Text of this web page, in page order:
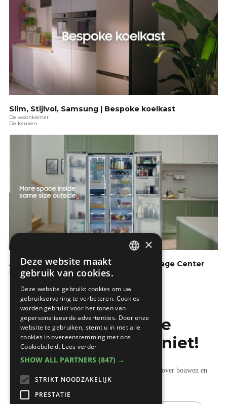
Slim, Stijlvol, Samsung | Bespoke koelkast
De woonkamer
De keuken
Amerikaanse koelkast RS8000 | Beverage Center
De keuken
Mis de laatste
bouwnieuwtjes niet!
Ontvang onze wekelijkse updates vol nuttige tips over bouwen en
verbouwen.
×
Deze website maakt
gebruik van cookies.
Deze website gebruikt cookies om uw
gebruikservaring te verbeteren. Cookies
worden gebruikt voor het tonen van
gepersonaliseerde advertenties. Door onze
website te gebruiken, stemt u in met alle
cookies in overeenstemming met ons
Cookiebeleid. Lees verder
SHOW ALL PARTNERS (847) →
STRIKT NOODZAKELIJK
PRESTATIE